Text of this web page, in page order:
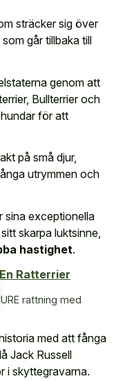
sträcker sig över
går tillbaka till
genom att
Bullterrier och
för att
på små djur,
utrymmen och
sina exceptionella
skarpa luktsinne,
hastighet.
Ratterrier
rattning med
med att fånga
Jack Russell
i skyttegravarna.